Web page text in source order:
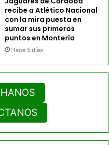
recibe a Atlético Nacional
con la mira puesta en
sumar sus primeros
puntos en Montería
Hace 5 días